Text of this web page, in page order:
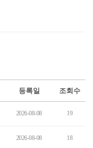
등록일 조회수
2026-08-08 19
2026-08-08 18